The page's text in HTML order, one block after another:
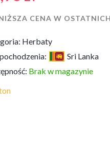
CENA W
Herbaty
Sri Lanka
Brak w magazynie